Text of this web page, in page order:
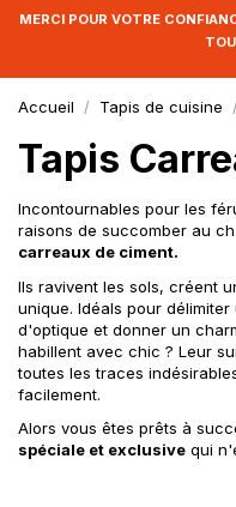
MERCI POUR VOTRE
Accueil Tapis de cuisine
Tapis
Incontournables pour les
raisons de succomber au
carreaux de ciment.
Ils ravivent les sols, créent
unique. Idéals pour
d'optique et donner un
habillent avec chic ? Leur
toutes les traces
facilement.
Alors vous êtes prêts à
spéciale et exclusive qui